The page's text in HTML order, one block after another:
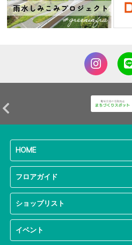
HOME
フロアガイド
ショップリスト
イベント